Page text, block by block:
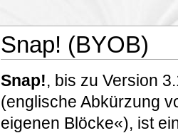
Snap! (BYOB)
Snap!, bis zu Version
(englische Abkürzung
eigenen Blöcke«), ist